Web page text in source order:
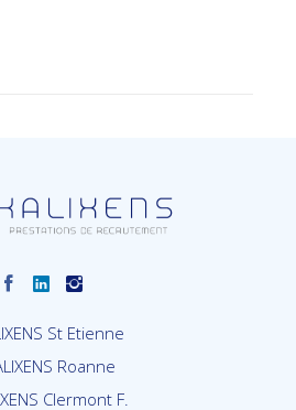
St Etienne
Roanne
Clermont F.